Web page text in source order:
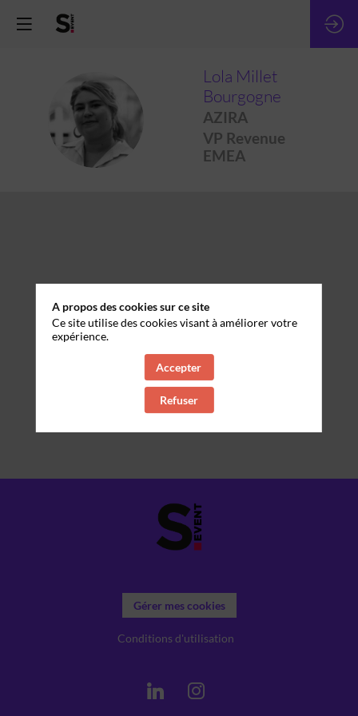
LMB
Lola Millet
Bourgogne
AZIRA
VP Revenue
EMEA
Gérer mes cookies
Conditions d'utilisation
A propos des cookies sur ce site
Ce site utilise des cookies visant à améliorer votre
expérience.
Accepter
Refuser